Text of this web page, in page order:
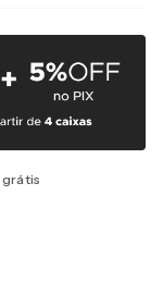
grátis